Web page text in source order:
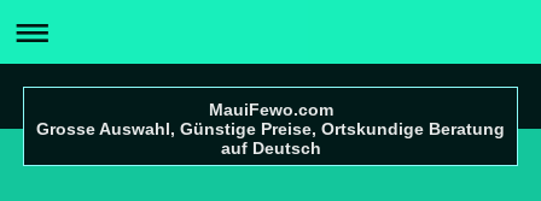
MauiFewo.com
Grosse Auswahl, Günstige Preise, Ortskundige Beratung
auf Deutsch